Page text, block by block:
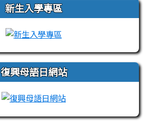
新生入學專區
復興母語日網站
link to https://